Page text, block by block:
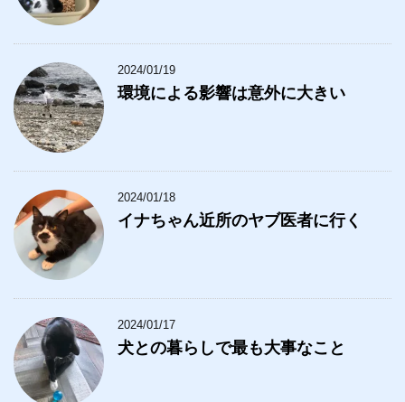
2024/01/19
環境による影響は意外に大きい
2024/01/18
イナちゃん近所のヤブ医者に行く
2024/01/17
犬との暮らしで最も大事なこと